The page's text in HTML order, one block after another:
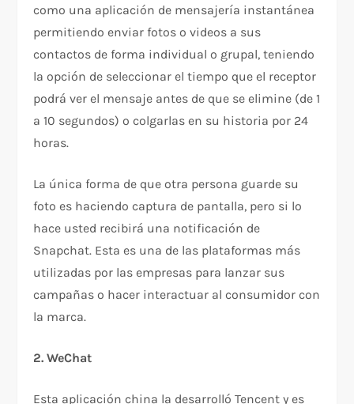
como una aplicación de mensajería instantánea
permitiendo enviar fotos o videos a sus
contactos de forma individual o grupal, teniendo
la opción de seleccionar el tiempo que el receptor
podrá ver el mensaje antes de que se elimine (de 1
a 10 segundos) o colgarlas en su historia por 24
horas.
La única forma de que otra persona guarde su
foto es haciendo captura de pantalla, pero si lo
hace usted recibirá una notificación de
Snapchat. Esta es una de las plataformas más
utilizadas por las empresas para lanzar sus
campañas o hacer interactuar al consumidor con
la marca.
2. WeChat
Esta aplicación china la desarrolló Tencent y es